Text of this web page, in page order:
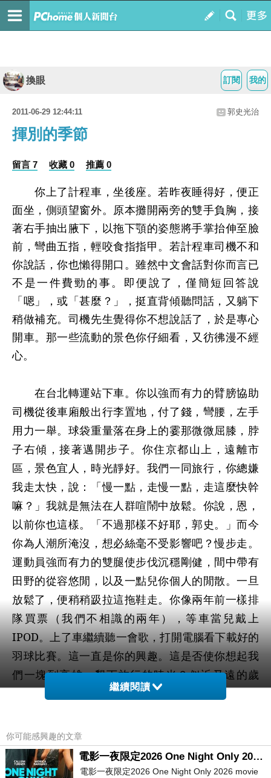
我的
訂閱
換眼
2011-06-29 12:44:11 郭史光治
揮別的季節
留言 7 收藏 0 推薦 0
你上了計程車，坐後座。若昨夜睡得好，便正
面坐，側頭望窗外。原本攤開兩旁的雙手負胸，接
著右手抽出腋下，以拖下顎的姿態將手掌抬伸至臉
前，彎曲五指，輕咬食指指甲。若計程車司機不和
你說話，你也懶得開口。雖然中文會話對你而言已
不是一件費勁的事。即便說了，僅簡短回答說
「嗯」，或「甚麼？」，挺直背傾聽問話，又躺下
稍做補充。司機先生覺得你不想說話了，於是專心
開車。那一些流動的景色你仔細看，又彷彿漫不經
心。
在台北轉運站下車。你以強而有力的臂膀協助
司機從後車廂般出行李置地，付了錢，彎腰，左手
用力一舉。球袋重量落在身上的霎那微微屈膝，脖
子右傾，接著邁開步子。你住京都山上，遠離市
區，景色宜人，時光靜好。我們一同旅行，你總嫌
我走太快，說：「慢一點，走慢一點，走這麼快幹
嘛？」我就是無法在人群喧鬧中放鬆。你說，恩，
以前你也這樣。「不過那樣不好耶，郭史。」而今
你為人潮所淹沒，想必絲毫不受影響吧？慢步走。
運動員強而有力的雙腿使步伐沉穩剛健，間中帶有
田野的從容悠閒，以及一點兒你個人的閒散。一旦
放鬆了，便稍稍趿拉這拖鞋走。你像兩年前一樣排
隊買票（我們不相識的兩年），等車當兒戴上
IPOD。上了車繼續聽一會歌，打開電腦看下載好的
羽球比賽。這一直是你的興趣。這是否使你想起我
們一塊到高雄、墾丁旅行的時光？似近又遠的歲
月。一小時後便是桃園機場了。我親愛的家人和朋
從遙遠的異鄉來的，不得不紛紛回去。彼此交
織出情感的，即便做好了心理準備，總逃不過離別
繼續閱讀
你可能感興趣的文章
電影一夜限定2026 One Night Only 2026 movie
電影一夜限定2026 One Night Only 2026 movie